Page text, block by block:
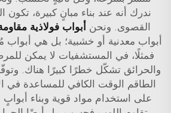
ندرك أنه عند بناء مبانٍ كبيرة، تكون
القصوى. ونحنأبواب فولاذية مقاومة
أبواب معدنية أو خشبية؛ بل هي أبواب
فمثلًا، في المستشفيات لا يمكن
والحرائق تشكّل خطرًا كبيرًا هناك.
الطاقم الوقت الكافي للمساعدة في
على استخدام مواد قوية وبناء أبوابٍ